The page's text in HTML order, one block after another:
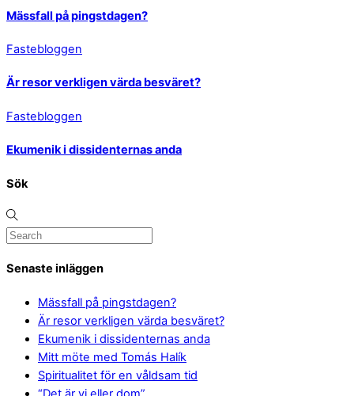
Mässfall på pingstdagen?
Fastebloggen
Är resor verkligen värda besväret?
Fastebloggen
Ekumenik i dissidenternas anda
Sök
Senaste inläggen
Mässfall på pingstdagen?
Är resor verkligen värda besväret?
Ekumenik i dissidenternas anda
Mitt möte med Tomás Halík
Spiritualitet för en våldsam tid